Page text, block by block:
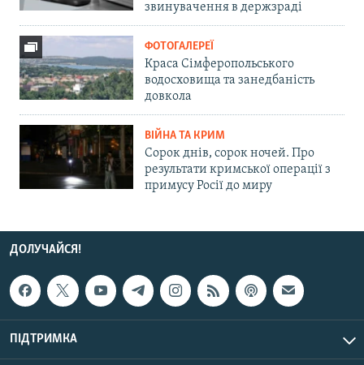
звинувачення в держзраді
ФОТОГАЛЕРЕЇ
Краса Сімферопольського
водосховища та занедбаність
довкола
ВІЙНА ТА КРИМ
Сорок днів, сорок ночей. Про
результати кримської операції з
примусу Росії до миру
ДОЛУЧАЙСЯ!
ПІДТРИМКА